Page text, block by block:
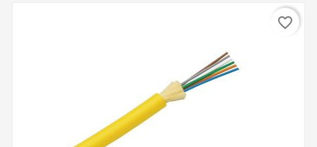
favorite_border